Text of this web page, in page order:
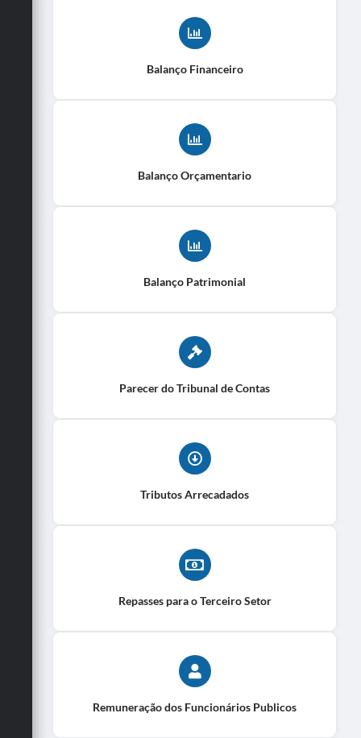
Balanço Financeiro
Balanço Orçamentario
Balanço Patrimonial
Parecer do Tribunal de Contas
Tributos Arrecadados
Repasses para o Terceiro Setor
Remuneração dos Funcionários Publicos